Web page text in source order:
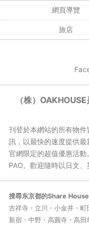
網頁導覽
旅店
（株）
刊登於本網站的所有物
訊，以最快的速度提供
官網限定的超值優惠活
PAO。歡迎隨時以日文、
搜尋东京都的Share House
吉祥寺・立川・小金井・町
新宿・中野・高圓寺・高田